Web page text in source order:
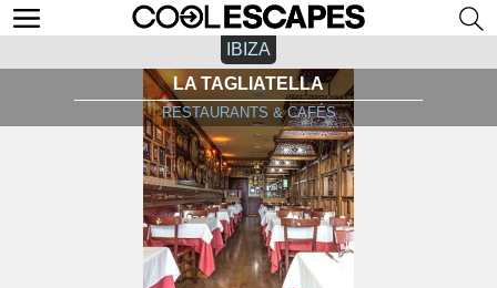
IBIZA
LA TAGLIATELLA
RESTAURANTS & CAFÉS